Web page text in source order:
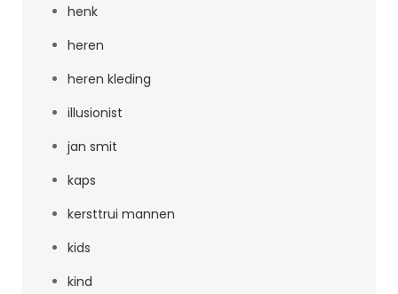
henk
heren
heren kleding
illusionist
jan smit
kaps
kersttrui mannen
kids
kind